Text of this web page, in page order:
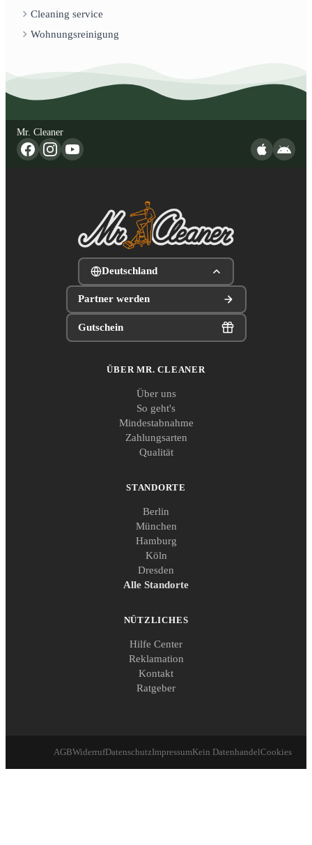
Cleaning service
Wohnungsreinigung
Mr. Cleaner
Deutschland
Partner werden
Gutschein
ÜBER MR. CLEANER
Über uns
So geht's
Mindestabnahme
Zahlungsarten
Qualität
STANDORTE
Berlin
München
Hamburg
Köln
Dresden
Alle Standorte
NÜTZLICHES
Hilfe Center
Reklamation
Kontakt
Ratgeber
AGBWiderrufDatenschutzImpressumKein DatenhandelCookies